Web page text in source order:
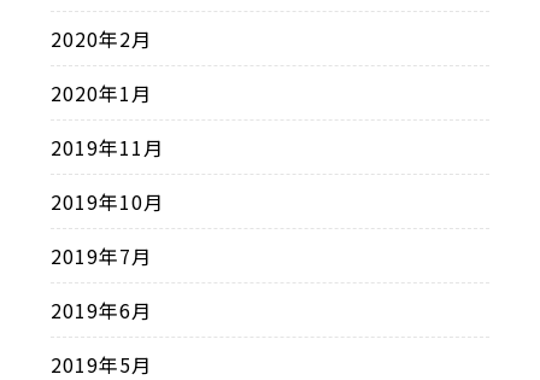
2020年2月
2020年1月
2019年11月
2019年10月
2019年7月
2019年6月
2019年5月